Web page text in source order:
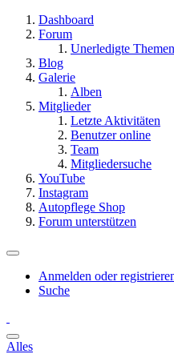
Dashboard
Forum
Unerledigte Themen
Blog
Galerie
Alben
Mitglieder
Letzte Aktivitäten
Benutzer online
Team
Mitgliedersuche
YouTube
Instagram
Autopflege Shop
Forum unterstützen
Anmelden oder
Suche
Alles